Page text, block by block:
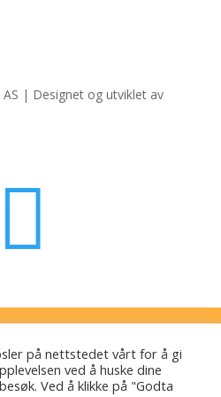
| Designet og utviklet av

på nettstedet vårt for å gi
ved å huske dine
Ved å klikke på "Godta
motta de siste nyhetene og